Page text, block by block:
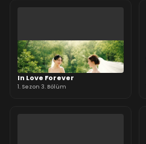
In Love Forever
1. Sezon 3. Bölüm